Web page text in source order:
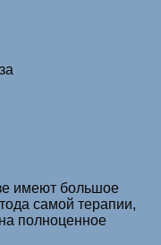
имеют большое
самой терапии,
полноценное